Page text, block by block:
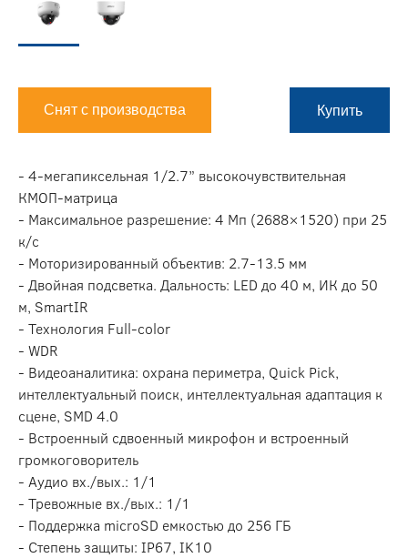
Снят с производства Купить
- 4-мегапиксельная 1/2.7” высокочувствительная
КМОП-матрица
- Максимальное разрешение: 4 Мп (2688×1520) при 25
к/с
- Моторизированный объектив: 2.7-13.5 мм
- Двойная подсветка. Дальность: LED до 40 м, ИК до 50
м, SmartIR
- Технология Full-color
- WDR
- Видеоаналитика: охрана периметра, Quick Pick,
интеллектуальный поиск, интеллектуальная адаптация к
сцене, SMD 4.0
- Встроенный сдвоенный микрофон и встроенный
громкоговоритель
- Аудио вх./вых.: 1/1
- Тревожные вх./вых.: 1/1
- Поддержка microSD емкостью до 256 ГБ
- Степень защиты: IP67, IK10